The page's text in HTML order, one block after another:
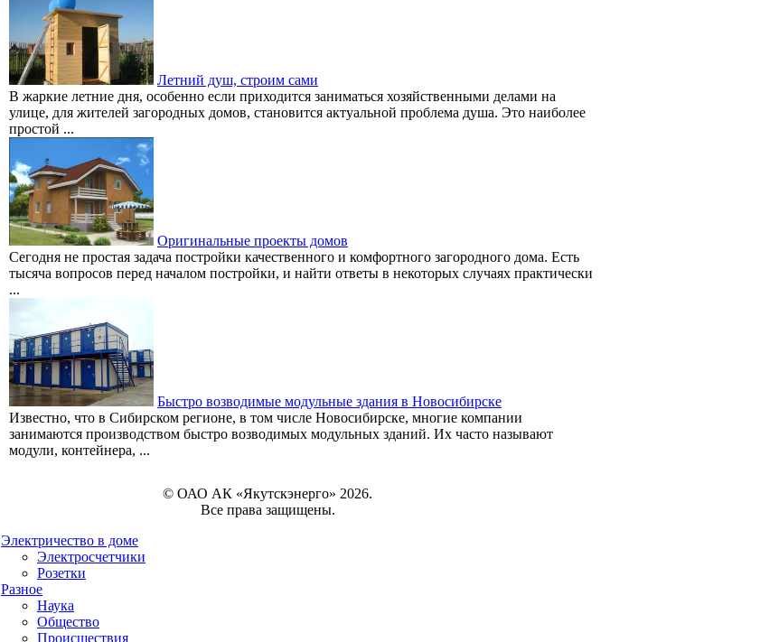
Летний душ, строим сами
В жаркие летние дня, особенно если приходится заниматься хозяйственными делами на
улице, для жителей загородных домов, становится актуальной проблема душа. Это наиболее
простой ...
Оригинальные проекты домов
Сегодня не простая задача постройки качественного и комфортного загородного дома. Есть
тысяча вопросов перед началом постройки, и найти ответы в некоторых случаях практически
...
Быстро возводимые модульные здания в Новосибирске
Известно, что в Сибирском регионе, в том числе Новосибирске, многие компании
занимаются производством быстро возводимых модульных зданий. Их часто называют
модули, контейнера, ...
© ОАО АК «Якутскэнерго» 2026.
Все права защищены.
Электричество в доме
Электросчетчики
Розетки
Разное
Наука
Общество
Происшествия